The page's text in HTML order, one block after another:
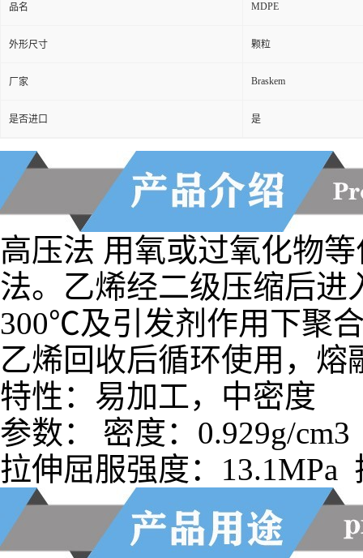
品名 MDPE
外形尺寸 颗粒
厂家 Braskem
是否进口 是
高压法 用氧或过氧化物
法。乙烯经二级压缩后进
300℃及引发剂作用下聚
乙烯回收后循环使用，
特性：易加工，中密度
参数： 密度：0.929g/
拉伸屈服强度：13.1MPa